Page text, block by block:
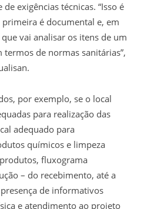
exigências técnicas. “Isso é
é documental e, em
vai analisar os itens de um
de normas sanitárias”,
por exemplo, se o local
para realização das
adequado para
químicos e limpeza
fluxograma
– do recebimento, até a
de informativos
e atendimento ao projeto